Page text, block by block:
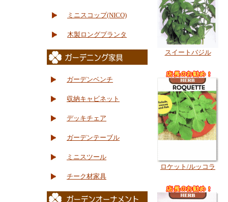
ミニスコップ(NICO)
木製ロングプランタ
ガーデンベンチ
収納キャビネット
デッキチェア
ガーデンテーブル
ミニスツール
チーク材家具
スイートバジル
ロケット/ルッコラ